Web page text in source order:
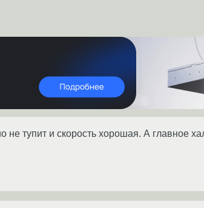
не тупит и скорость хорошая. А главное